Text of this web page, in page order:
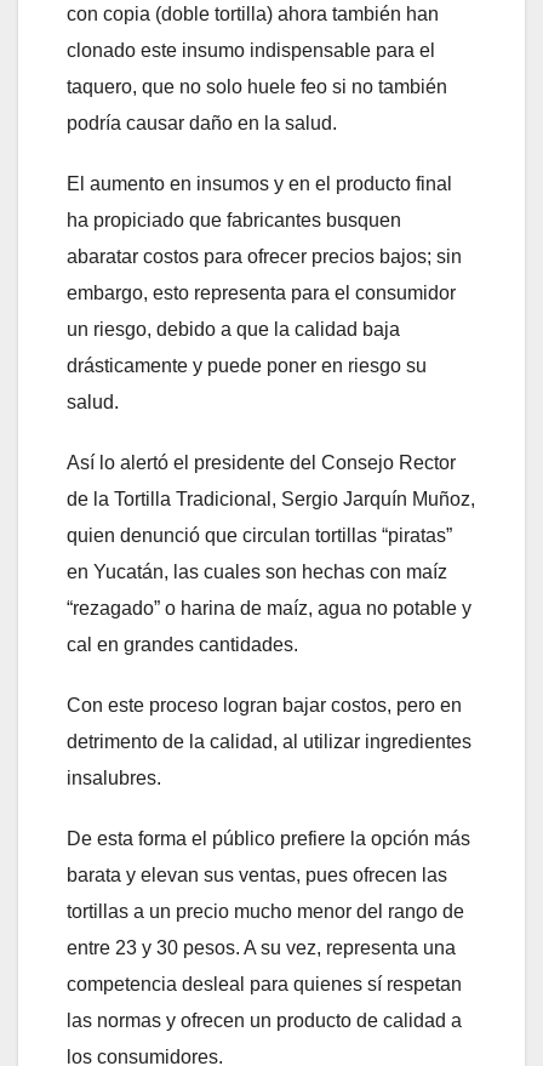
con copia (doble tortilla) ahora también han
clonado este insumo indispensable para el
taquero, que no solo huele feo si no también
podría causar daño en la salud.
El aumento en insumos y en el producto final
ha propiciado que fabricantes busquen
abaratar costos para ofrecer precios bajos; sin
embargo, esto representa para el consumidor
un riesgo, debido a que la calidad baja
drásticamente y puede poner en riesgo su
salud.
Así lo alertó el presidente del Consejo Rector
de la Tortilla Tradicional, Sergio Jarquín Muñoz,
quien denunció que circulan tortillas “piratas”
en Yucatán, las cuales son hechas con maíz
“rezagado” o harina de maíz, agua no potable y
cal en grandes cantidades.
Con este proceso logran bajar costos, pero en
detrimento de la calidad, al utilizar ingredientes
insalubres.
De esta forma el público prefiere la opción más
barata y elevan sus ventas, pues ofrecen las
tortillas a un precio mucho menor del rango de
entre 23 y 30 pesos. A su vez, representa una
competencia desleal para quienes sí respetan
las normas y ofrecen un producto de calidad a
los consumidores.